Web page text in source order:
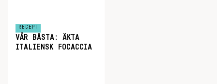
RECEPT
VÅR BÄSTA: ÄKTA
ITALIENSK FOCACCIA